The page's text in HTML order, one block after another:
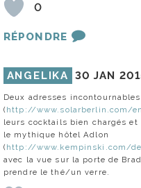
0
RÉPONDRE
ANGELIKA 30 JAN
Deux adresses
( http://www.solarberlin.com/
leurs cocktails bien chargés
le mythique hôtel Adlon
( http://www.kempinski.com/
avec la vue sur la porte de
prendre le thé/un verre.